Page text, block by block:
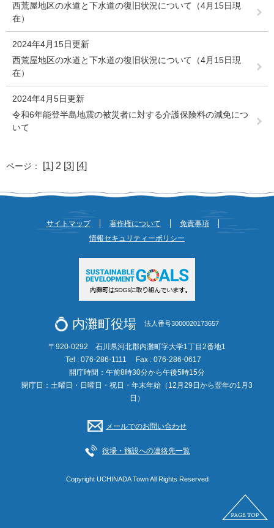
西荒屋地区の水道と下水道の復旧状況について（4月15日現
在）
2024年4月15日更新
西荒屋地区の水道と下水道の復旧状況について（4月15日現
在）
2024年4月5日更新
令和6年能登半島地震の被災者に対する介護保険料の減免につ
いて
ページ： [1] 2 [3] [4]
サイトマップ 著作権について
免責事項
情報セキュリティーポリシー
内灘町役場 法人番号3000020173657
〒920-0292 石川県河北郡内灘町字大学1丁目2番地1
Tel : 076-286-1111
Fax : 076-286-0617
開庁時間：午前8時30分から午後5時15分
閉庁日：土曜日・日曜日・祝日・年末年始（12月29日から翌年の1月3
日）
メールでのお問い合わせ
役場・施設への連絡先一覧
Copyright UCHINADA Town All Rights Reserved